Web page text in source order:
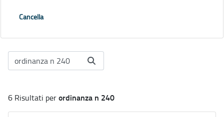
Cancella
6 Risultati perordinanza n 240